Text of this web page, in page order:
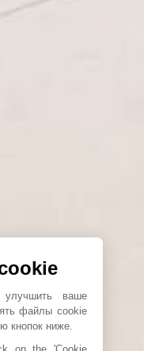
ваше
файлы cookie
кнопок ниже.
on the 'Cookie